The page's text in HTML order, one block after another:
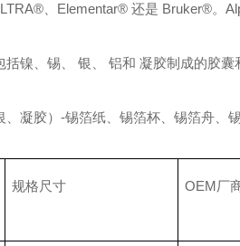
Elementar® 还是 Bruker®。
括镍 、锡、 银 铝和 凝胶制成的胶囊
凝胶） -锡箔纸、锡箔杯、锡箔舟、
规格尺寸 OEM厂